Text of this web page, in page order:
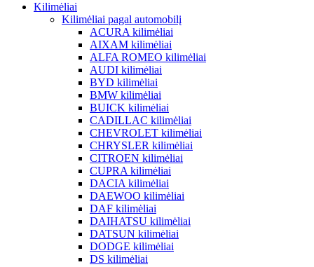
Kilimėliai
Kilimėliai pagal automobilį
ACURA kilimėliai
AIXAM kilimėliai
ALFA ROMEO kilimėliai
AUDI kilimėliai
BYD kilimėliai
BMW kilimėliai
BUICK kilimėliai
CADILLAC kilimėliai
CHEVROLET kilimėliai
CHRYSLER kilimėliai
CITROEN kilimėliai
CUPRA kilimėliai
DACIA kilimėliai
DAEWOO kilimėliai
DAF kilimėliai
DAIHATSU kilimėliai
DATSUN kilimėliai
DODGE kilimėliai
DS kilimėliai